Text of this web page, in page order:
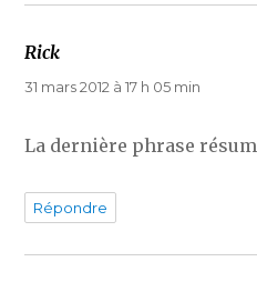
Rick
31 mars 2012 à 17 h 05 min
La dernière phrase
Répondre